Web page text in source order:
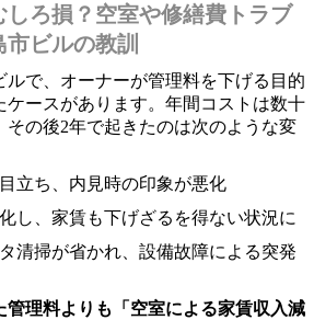
ろ損？空室や修繕費トラブ
ビルの教訓
ルで、オーナーが管理料を下げる目的
ケースがあります。年間コストは数十
その後2年で起きたのは次のような変
立ち、内見時の印象が悪化
し、家賃も下げざるを得ない状況に
清掃が省かれ、設備故障による突発
管理料よりも「空室による家賃収入減